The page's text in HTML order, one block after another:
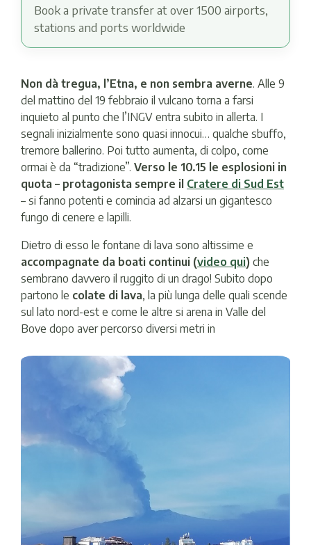
Book a private transfer at over 1500 airports,
stations and ports worldwide
Non dà tregua, l’Etna, e non sembra averne. Alle 9
del mattino del 19 febbraio il vulcano torna a farsi
inquieto al punto che l’INGV entra subito in allerta. I
segnali inizialmente sono quasi innocui… qualche sbuffo,
tremore ballerino. Poi tutto aumenta, di colpo, come
ormai è da “tradizione”. Verso le 10.15 le esplosioni in
quota – protagonista sempre il Cratere di Sud Est
– si fanno potenti e comincia ad alzarsi un gigantesco
fungo di cenere e lapilli.
Dietro di esso le fontane di lava sono altissime e
accompagnate da boati continui (video qui) che
sembrano davvero il ruggito di un drago! Subito dopo
partono le colate di lava, la più lunga delle quali scende
sul lato nord-est e come le altre si arena in Valle del
Bove dopo aver percorso diversi metri in